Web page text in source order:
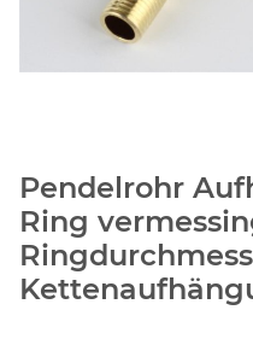
Pendelrohr
Ring